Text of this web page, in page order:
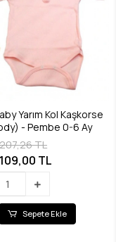
Yarım Kol Kaşkorse
Badi (Body) - Pembe 0-6 Ay
207,26 TL
109,00 TL
Sepete Ekle